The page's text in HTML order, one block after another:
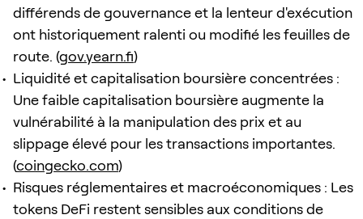
différends de gouvernance et la lenteur d'exécution
ont historiquement ralenti ou modifié les feuilles de
route. (gov.yearn.fi)
Liquidité et capitalisation boursière concentrées :
Une faible capitalisation boursière augmente la
vulnérabilité à la manipulation des prix et au
slippage élevé pour les transactions importantes.
(coingecko.com)
Risques réglementaires et macroéconomiques : Les
tokens DeFi restent sensibles aux conditions de